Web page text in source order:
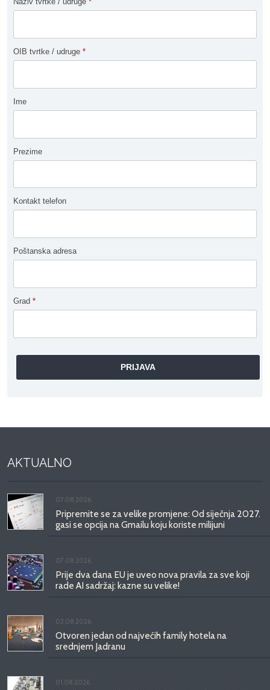
OIB tvrtke / udruge *
Ime
Prezime
Kontakt telefon
Poštanska adresa
Grad *
AKTUALNO
07.08.2026.
Pripremite se za velike promjene: Od siječnja 2027.
gasi se opcija na Gmailu koju koriste milijuni
07.08.2026.
Prije dva dana EU je uveo nova pravila za sve koji
rade AI sadržaj: kazne su velike!
03.08.2026.
Otvoren jedan od najvećih family hotela na
srednjem Jadranu
01.08.2026.